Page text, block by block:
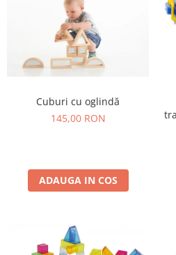
Cuburi cu oglindă
145,00 RON
ADAUGA IN COS